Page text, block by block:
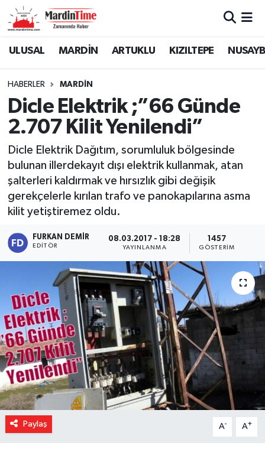
ULUSAL MARDİN ARTUKLU KIZILTEPE
HABERLER MARDİN
Dicle Elektrik ;”66 Günde
2.707 Kilit Yenilendi”
Dicle Elektrik Dağıtım, sorumluluk bölgesinde
bulunan illerdekayıt dışı elektrik kullanmak, atan
şalterleri kaldırmak ve hırsızlık gibi değişik
gerekçelerle kırılan trafo ve panokapılarına asma
kilit yetiştiremez oldu.
FURKAN DEMIR
EDITÖR
08.03.2017 - 18:28
YAYINLANMA
1457
GÖSTERIM
Paylaş A- A+
Mardin Nöbetçi Eczaneler
Mardin Namaz Vakitleri
Mardin Trafik Yoğunluk Haritası
Süper Lig Puan Durumu ve Fikstür
Tüm Manşetler